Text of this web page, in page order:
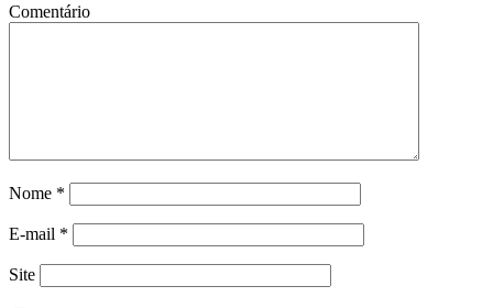
Comentário
Nome *
E-mail *
Site